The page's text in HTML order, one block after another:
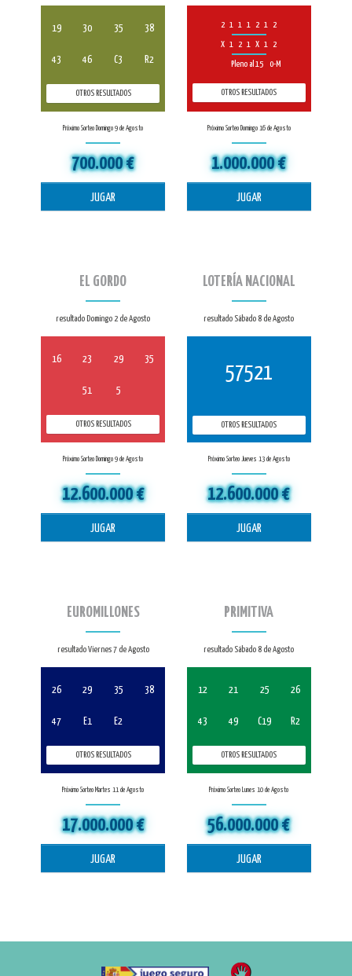
19 30 35 38
43 46 C3 R2
OTROS RESULTADOS
Próximo Sorteo Domingo 9 de Agosto
700.000 €
JUGAR
2 1 1 1 2 1 2
X 1 2 1 X 1 2
Pleno al 15 0-M
OTROS RESULTADOS
Próximo Sorteo Domingo 16 de Agosto
1.000.000 €
JUGAR
EL GORDO
resultado Domingo 2 de Agosto
16 23 29 35
51 5
OTROS RESULTADOS
Próximo Sorteo Domingo 9 de Agosto
12.600.000 €
JUGAR
LOTERÍA NACIONAL
resultado Sábado 8 de Agosto
57521
OTROS RESULTADOS
Próximo Sorteo Jueves 13 de Agosto
12.600.000 €
JUGAR
EUROMILLONES
resultado Viernes 7 de Agosto
26 29 35 38
47 E1 E2
OTROS RESULTADOS
Próximo Sorteo Martes 11 de Agosto
17.000.000 €
JUGAR
PRIMITIVA
resultado Sábado 8 de Agosto
12 21 25 26
43 49 C19 R2
OTROS RESULTADOS
Próximo Sorteo Lunes 10 de Agosto
56.000.000 €
JUGAR